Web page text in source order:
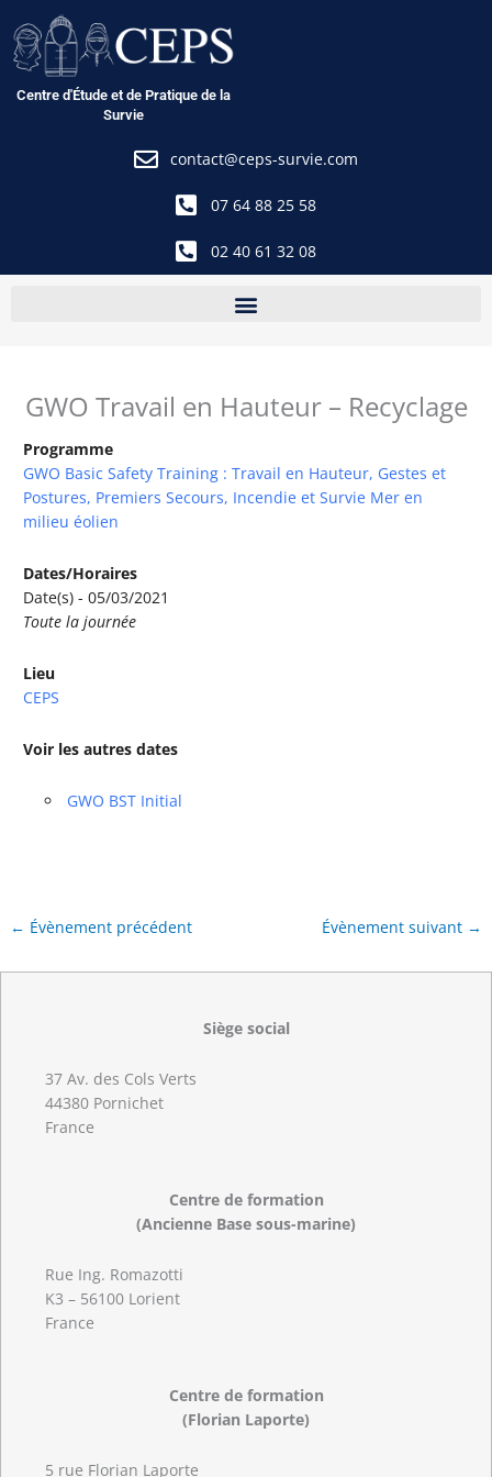
au
contenu
Centre d'Étude et de Pratique de la
Survie
contact@ceps-survie.com
07 64 88 25 58
02 40 61 32 08
GWO Travail en Hauteur – Recyclage
Programme
GWO Basic Safety Training : Travail en Hauteur, Gestes et
Postures, Premiers Secours, Incendie et Survie Mer en
milieu éolien
Dates/Horaires
Date(s) - 05/03/2021
Toute la journée
Lieu
CEPS
Voir les autres dates
GWO BST Initial
← Évènement précédent Évènement suivant →
Siège social
37 Av. des Cols Verts
44380 Pornichet
France
Centre de formation
(Ancienne Base sous-marine)
Rue Ing. Romazotti
K3 – 56100 Lorient
France
Centre de formation
(Florian Laporte)
5 rue Florian Laporte